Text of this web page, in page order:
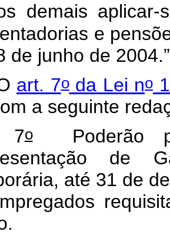
demais
e
de junho de
art. 7oda Lei no
a seguinte
7oPoderão
de
até 31 de